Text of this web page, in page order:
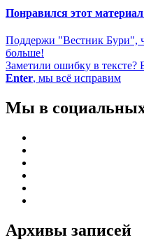
Понравился этот
Поддержи "Вестник Бури",
больше!
Заметили ошибку в
Enter, мы всё исправим
Мы в социальных
Архивы записей